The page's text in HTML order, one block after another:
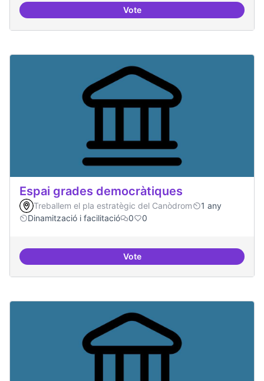
Vote30 projectes residents referents
Espai grades democràtiques
Treballem el pla estratègic del Canòdrom
1 any
Dinamització i facilitació
0 0
VoteEspai grades democràtiques